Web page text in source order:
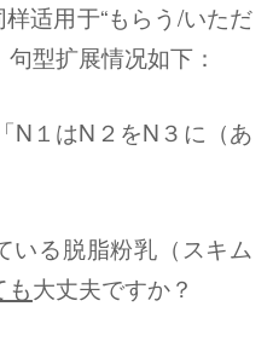
适用于“もらう/いただ
句型扩展情况如下：
１はN２をN３に（あ
いる脱脂粉乳（スキム
大丈夫ですか？